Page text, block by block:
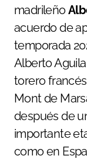
madrileño
acuerdo de
temporada
Alberto
torero
Mont de
después de
importante
como en